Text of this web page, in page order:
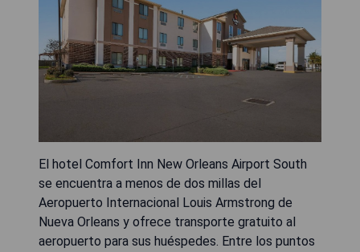
El hotel Comfort Inn New Orleans Airport South
se encuentra a menos de dos millas del
Aeropuerto Internacional Louis Armstrong de
Nueva Orleans y ofrece transporte gratuito al
aeropuerto para sus huéspedes. Entre los puntos